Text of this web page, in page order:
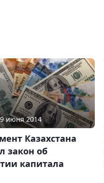
июня 2014
Казахстана
закон об
капитала